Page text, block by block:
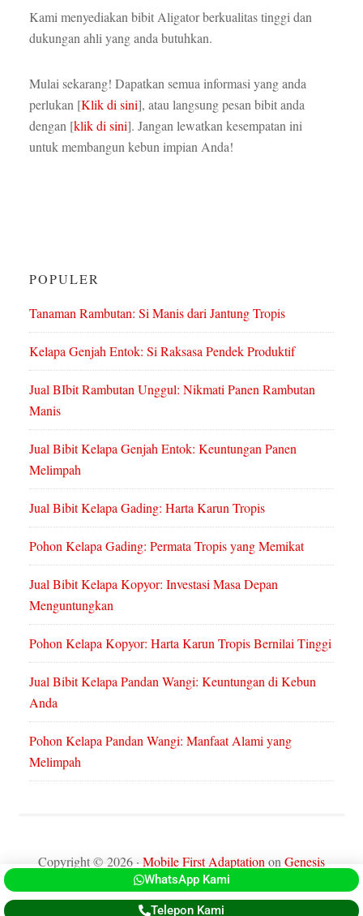
Kami menyediakan bibit Aligator berkualitas tinggi dan
dukungan ahli yang anda butuhkan.
Mulai sekarang! Dapatkan semua informasi yang anda
perlukan [Klik di sini], atau langsung pesan bibit anda
dengan [klik di sini]. Jangan lewatkan kesempatan ini
untuk membangun kebun impian Anda!
POPULER
Tanaman Rambutan: Si Manis dari Jantung Tropis
Kelapa Genjah Entok: Si Raksasa Pendek Produktif
Jual BIbit Rambutan Unggul: Nikmati Panen Rambutan
Manis
Jual Bibit Kelapa Genjah Entok: Keuntungan Panen
Melimpah
Jual Bibit Kelapa Gading: Harta Karun Tropis
Pohon Kelapa Gading: Permata Tropis yang Memikat
Jual Bibit Kelapa Kopyor: Investasi Masa Depan
Menguntungkan
Pohon Kelapa Kopyor: Harta Karun Tropis Bernilai Tinggi
Jual Bibit Kelapa Pandan Wangi: Keuntungan di Kebun
Anda
Pohon Kelapa Pandan Wangi: Manfaat Alami yang
Melimpah
Copyright © 2026 · Mobile First Adaptation on Genesis
Framework·WordPress·
WhatsApp Kami
Telepon Kami